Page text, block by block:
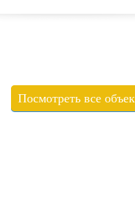
Посмотреть все